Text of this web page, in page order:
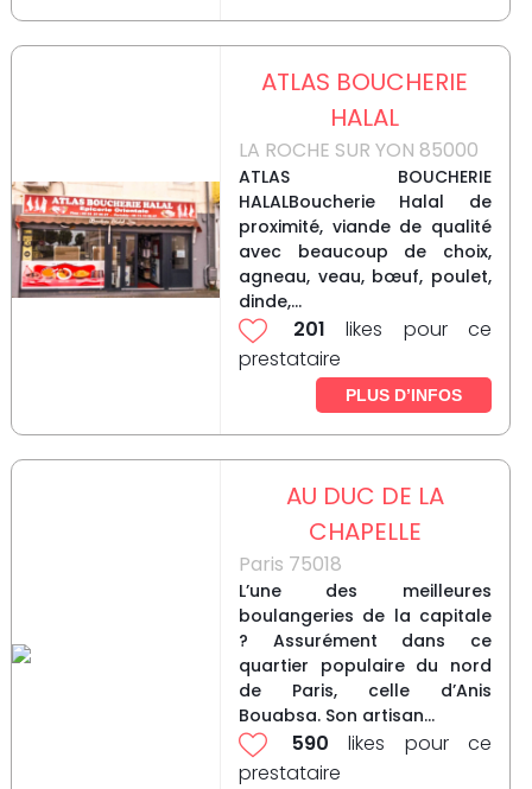
ATLAS BOUCHERIE
HALAL
LA ROCHE SUR YON 85000
ATLAS BOUCHERIE
HALALBoucherie Halal de
proximité, viande de qualité
avec beaucoup de choix,
agneau, veau, bœuf, poulet,
dinde,...
201 likes pour ce
prestataire
PLUS D’INFOS
AU DUC DE LA
CHAPELLE
Paris 75018
L’une des meilleures
boulangeries de la capitale
? Assurément dans ce
quartier populaire du nord
de Paris, celle d’Anis
Bouabsa. Son artisan...
590 likes pour ce
prestataire